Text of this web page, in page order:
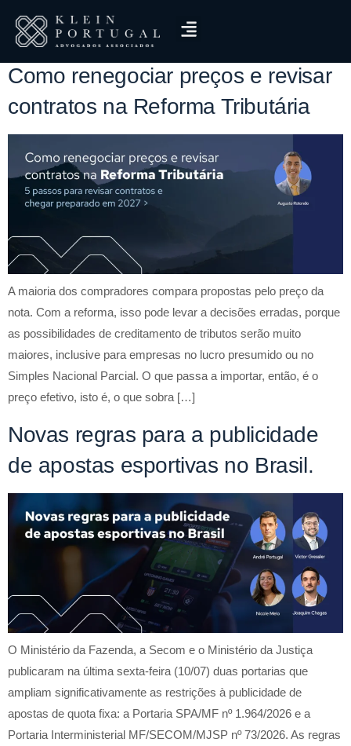
Tag:onze supremos
Como renegociar preços e revisar
contratos na Reforma Tributária
A maioria dos compradores compara propostas pelo preço da
nota. Com a reforma, isso pode levar a decisões erradas, porque
as possibilidades de creditamento de tributos serão muito
maiores, inclusive para empresas no lucro presumido ou no
Simples Nacional Parcial. O que passa a importar, então, é o
preço efetivo, isto é, o que sobra […]
Novas regras para a publicidade
de apostas esportivas no Brasil.
O Ministério da Fazenda, a Secom e o Ministério da Justiça
publicaram na última sexta-feira (10/07) duas portarias que
ampliam significativamente as restrições à publicidade de
apostas de quota fixa: a Portaria SPA/MF nº 1.964/2026 e a
Portaria Interministerial MF/SECOM/MJSP nº 73/2026. As regras